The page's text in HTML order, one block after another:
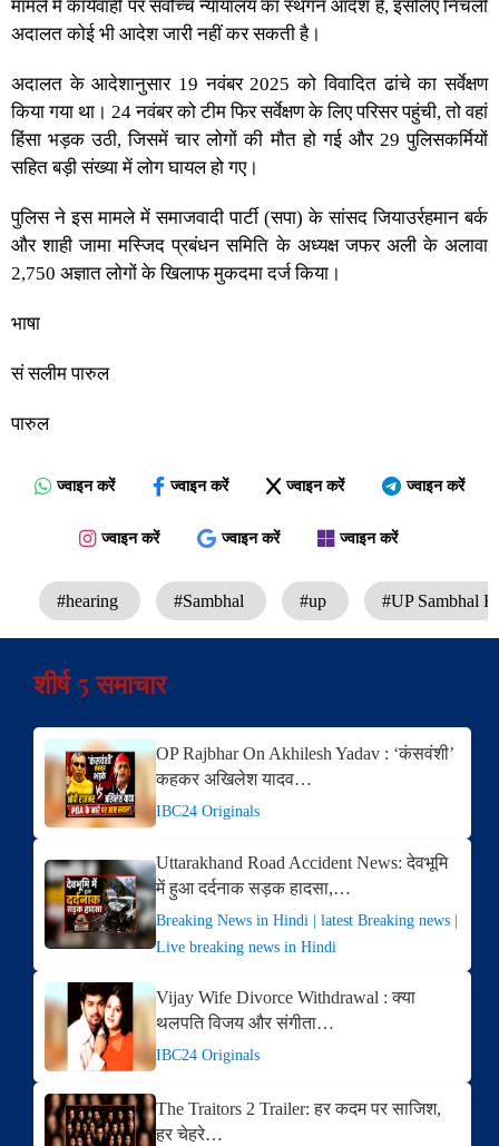
मामले में कार्यवाही पर सर्वोच्च न्यायालय का स्थगन आदेश है, इसलिए निचली
अदालत कोई भी आदेश जारी नहीं कर सकती है।
अदालत के आदेशानुसार 19 नवंबर 2025 को विवादित ढांचे का सर्वेक्षण
किया गया था। 24 नवंबर को टीम फिर सर्वेक्षण के लिए परिसर पहुंची, तो वहां
हिंसा भड़क उठी, जिसमें चार लोगों की मौत हो गई और 29 पुलिसकर्मियों
सहित बड़ी संख्या में लोग घायल हो गए।
पुलिस ने इस मामले में समाजवादी पार्टी (सपा) के सांसद जियाउर्रहमान बर्क
और शाही जामा मस्जिद प्रबंधन समिति के अध्यक्ष जफर अली के अलावा
2,750 अज्ञात लोगों के खिलाफ मुकदमा दर्ज किया।
भाषा
सं सलीम पारुल
पारुल
ज्वाइन करें ज्वाइन करें ज्वाइन करें ज्वाइन करें
ज्वाइन करें ज्वाइन करें ज्वाइन करें
#hearing #Sambhal #up #UP Sambhal
शीर्ष 5 समाचार
OP Rajbhar On Akhilesh Yadav : ‘कंसवंशी’
कहकर अखिलेश यादव…
IBC24 Originals
Uttarakhand Road Accident News: देवभूमि
में हुआ दर्दनाक सड़क हादसा,…
Breaking News in Hindi | latest Breaking news |
Live breaking news in Hindi
Vijay Wife Divorce Withdrawal : क्या
थलपति विजय और संगीता…
IBC24 Originals
The Traitors 2 Trailer: हर कदम पर साजिश,
हर चेहरे…